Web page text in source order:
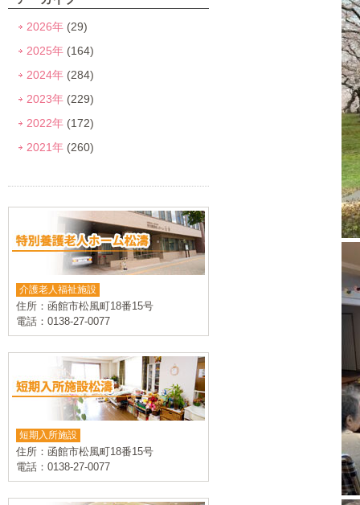
2026年 (29)
2025年 (164)
2024年 (284)
2023年 (229)
2022年 (172)
2021年 (260)
介護老人福祉施設
住所：函館市松風町18番15号
電話：0138-27-0077
短期入所施設
住所：函館市松風町18番15号
電話：0138-27-0077